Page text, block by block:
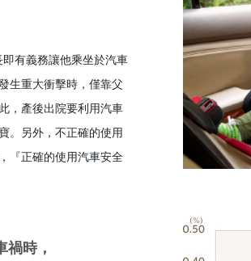
有義務讓他乘坐於汽車
生重大衝擊時，僅靠父
，產後出院要利用汽車
。另外，不正確的使用
『正確的使用汽車安全
時，